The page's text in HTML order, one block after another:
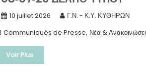
10 juillet 2026
Γ.Ν. - Κ.Υ. ΚΥΘΗΡΩΝ
Communiqués de Presse, Νέα &
Voir Plus